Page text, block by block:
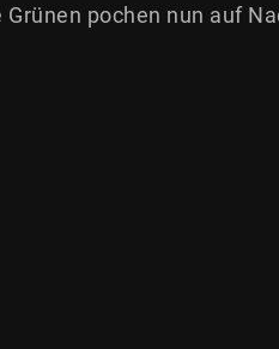
Grünen pochen nun auf